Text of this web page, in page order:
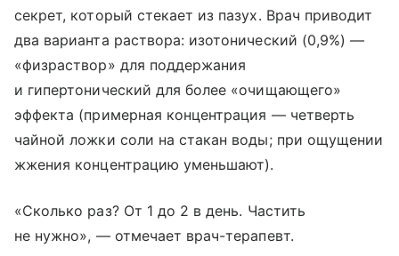
секрет, который стекает из пазух. Врач приводит
два варианта раствора: изотонический (0,9%) —
«физраствор» для поддержания
и гипертонический для более «очищающего»
эффекта (примерная концентрация — четверть
чайной ложки соли на стакан воды; при ощущении
жжения концентрацию уменьшают).
«Сколько раз? От 1 до 2 в день. Частить
не нужно», — отмечает врач-терапевт.